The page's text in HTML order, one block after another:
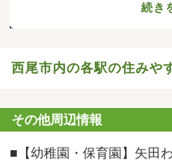
続き
西尾市内の各駅の住みや
その他周辺情報
■【幼稚園・保育園】矢田